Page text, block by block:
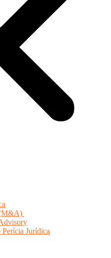
(M&A)
Perícia Jurídica